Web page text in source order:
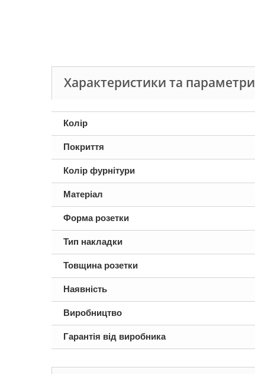
Характеристики та параметри
Колір
Покриття
Колір фурнітури
Матеріал
Форма розетки
Тип накладки
Товщина розетки
Наявність
Виробництво
Гарантія від виробника